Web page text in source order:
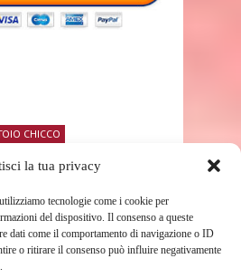
la tua privacy
tecnologie come i cookie per
del dispositivo. Il consenso a queste
dati come il comportamento di navigazione o ID
o ritirare il consenso può influire negativamente
CHICCO
POST